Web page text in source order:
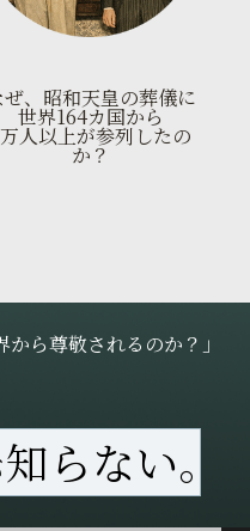
ぜ、昭和天皇の葬儀に
世界164カ国から
人以上が参列したの
か？
から尊敬されるのか？」
知らない。